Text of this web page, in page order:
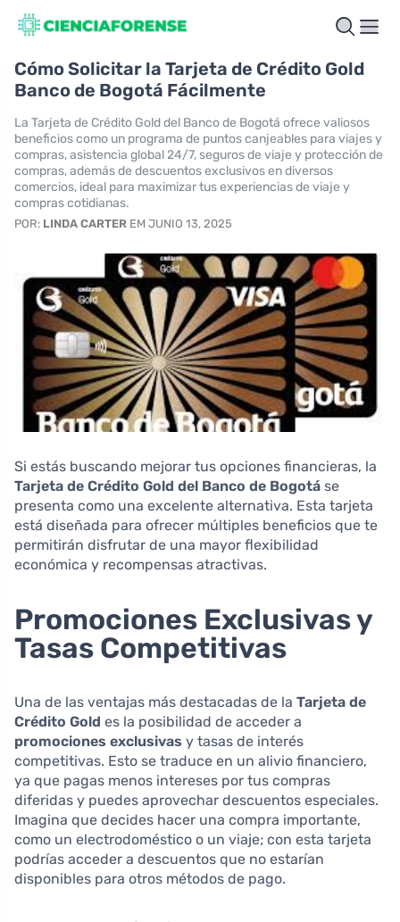
Cómo Solicitar la Tarjeta de Crédito Gold
Banco de Bogotá Fácilmente
La Tarjeta de Crédito Gold del Banco de Bogotá ofrece valiosos
beneficios como un programa de puntos canjeables para viajes y
compras, asistencia global 24/7, seguros de viaje y protección de
compras, además de descuentos exclusivos en diversos
comercios, ideal para maximizar tus experiencias de viaje y
compras cotidianas.
POR: LINDA CARTER EM JUNIO 13, 2025
Si estás buscando mejorar tus opciones financieras, la
Tarjeta de Crédito Gold del Banco de Bogotá se
presenta como una excelente alternativa. Esta tarjeta
está diseñada para ofrecer múltiples beneficios que te
permitirán disfrutar de una mayor flexibilidad
económica y recompensas atractivas.
Promociones Exclusivas y
Tasas Competitivas
Una de las ventajas más destacadas de la Tarjeta de
Crédito Gold es la posibilidad de acceder a
promociones exclusivas y tasas de interés
competitivas. Esto se traduce en un alivio financiero,
ya que pagas menos intereses por tus compras
diferidas y puedes aprovechar descuentos especiales.
Imagina que decides hacer una compra importante,
como un electrodoméstico o un viaje; con esta tarjeta
podrías acceder a descuentos que no estarían
disponibles para otros métodos de pago.